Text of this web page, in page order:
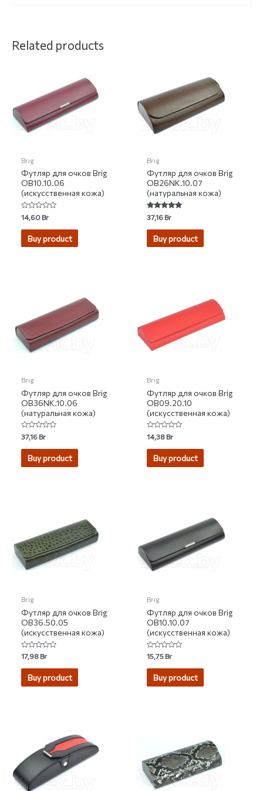
Related products
Brig
Футляр для очков Brig
OB10.10.06
(искусственная кожа)
Rated
0
out
14,60Br
Buy product
Brig
Футляр для очков Brig
OB26NK.10.07
(натуральная кожа)
Rated
5.00
out of 5
37,16Br
Buy product
Brig
Футляр для очков Brig
OB36NK.10.06
(натуральная кожа)
Rated
0
out
37,16Br
Buy product
Brig
Футляр для очков Brig
OB09.20.10
(искусственная кожа)
Rated
0
out
14,38Br
Buy product
Brig
Футляр для очков Brig
OB36.50.05
(искусственная кожа)
Rated
0
out
17,98Br
Buy product
Brig
Футляр для очков Brig
OB10.10.07
(искусственная кожа)
Rated
0
out
15,75Br
Buy product